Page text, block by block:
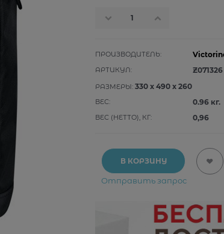
ПРОИЗВОДИТЕЛЬ:
АРТИКУЛ: Z071326
РАЗМЕРЫ: 330 x 490 x 260
ВЕС: 0.96кг.
ВЕС (НЕТТО), КГ: 0,96
В КОРЗИНУ
Отправить запрос